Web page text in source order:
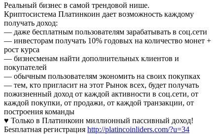
Реальный бизнес в самой трендовой нише.
Криптосистема Платинкоин дает возможность каждому
получать доход:
— даже бесплатным пользователям зарабатывать в соц.сети
— инвесторам получать 10% годовых на количество монет +
рост курса
— бизнесменам найти дополнительных клиентов и
покупателей
— обычным пользователям экономить на своих покупках
— тем, кто пригласит на этот Рынок всех, будет получать
пожизненный доход от каждой активности в соц.сети, от
каждой покупки, от продажи, от каждой транзакции, от
построения команды
♥ Только в Платинкоин миллионный пассивный доход!
Беsплатная регистрация http://platincoinliders.com/?u=34